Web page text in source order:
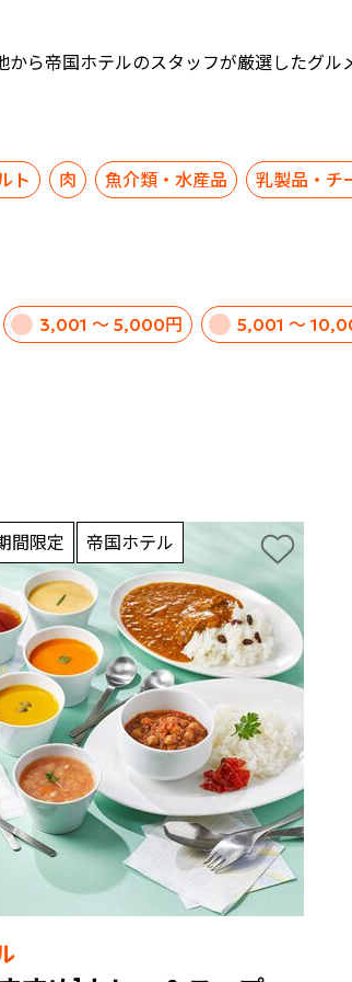
ら帝国ホテルのスタッフが厳選したグ
ト 肉 魚介類・水産品 乳製品・チ
3,001 ～ 5,000円 5,001 ～
間限定 帝国ホテル